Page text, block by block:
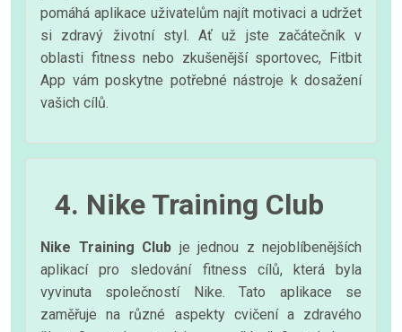
pomáhá aplikace uživatelům najít motivaci a udržet
si zdravý životní styl. Ať už jste začátečník v
oblasti fitness nebo zkušenější sportovec, Fitbit
App vám poskytne potřebné nástroje k dosažení
vašich cílů.
4. Nike Training Club
Nike Training Club je jednou z nejoblíbenějších
aplikací pro sledování fitness cílů, která byla
vyvinuta společností Nike. Tato aplikace se
zaměřuje na různé aspekty cvičení a zdravého